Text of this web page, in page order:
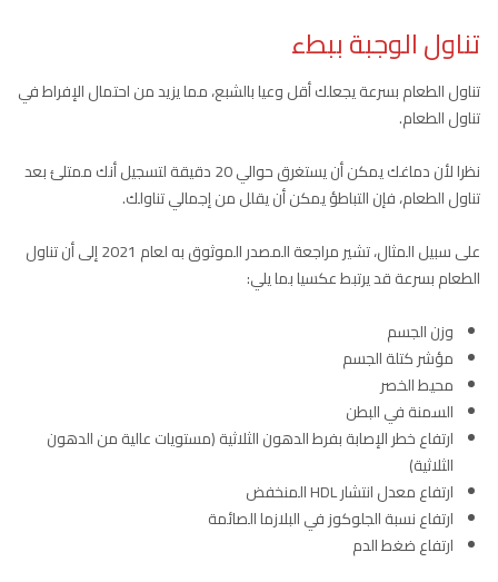
تناول الوجبة ببطء
تناول الطعام بسرعة يجعلك أقل وعيا بالشبع، مما يزيد من احتمال الإفراط في
تناول الطعام.
نظرا لأن دماغك يمكن أن يستغرق حوالي 20 دقيقة لتسجيل أنك ممتلئ بعد
تناول الطعام، فإن التباطؤ يمكن أن يقلل من إجمالي تناولك.
على سبيل المثال، تشير مراجعة المصدر الموثوق به لعام 2021 إلى أن تناول
الطعام بسرعة قد يرتبط عكسيا بما يلي:
وزن الجسم
مؤشر كتلة الجسم
محيط الخصر
السمنة في البطن
ارتفاع خطر الإصابة بفرط الدهون الثلاثية (مستويات عالية من الدهون
الثلاثية)
ارتفاع معدل انتشار HDL المنخفض
ارتفاع نسبة الجلوكوز في البلازما الصائمة
ارتفاع ضغط الدم